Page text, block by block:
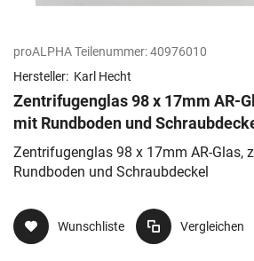
proALPHA Teilenummer:40976010
Hersteller: Karl Hecht
Zentrifugenglas 98 x 17mm AR-
mit Rundboden und
Zentrifugenglas 98 x 17mm AR-Glas,
Rundboden und Schraubdeckel
Wunschliste Vergleichen